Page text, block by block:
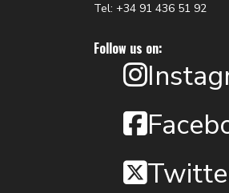
Tel: +34 91 436 51 92
Follow us on: